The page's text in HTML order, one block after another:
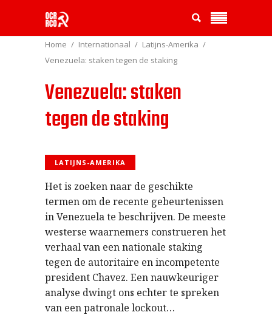
Home Internationaal
Latijns-Amerika
Venezuela: staken tegen de staking
Venezuela: staken
tegen de staking
LATIJNS-AMERIKA
Het is zoeken naar de geschikte
termen om de recente gebeurtenissen
in Venezuela te beschrijven. De meeste
westerse waarnemers construeren het
verhaal van een nationale staking
tegen de autoritaire en incompetente
president Chavez. Een nauwkeuriger
analyse dwingt ons echter te spreken
van een patronale lockout…